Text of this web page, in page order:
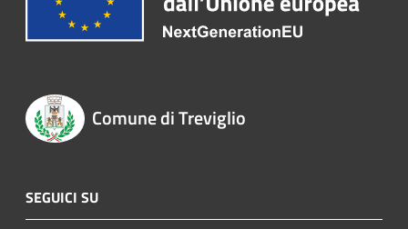
Comune di Treviglio
SEGUICI SU